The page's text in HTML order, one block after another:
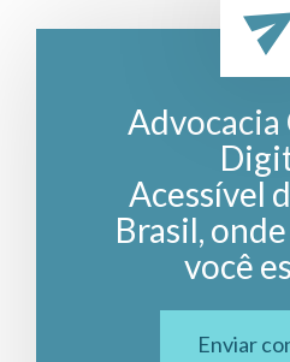
Advocacia
Acessível
Brasil,
você
Enviar